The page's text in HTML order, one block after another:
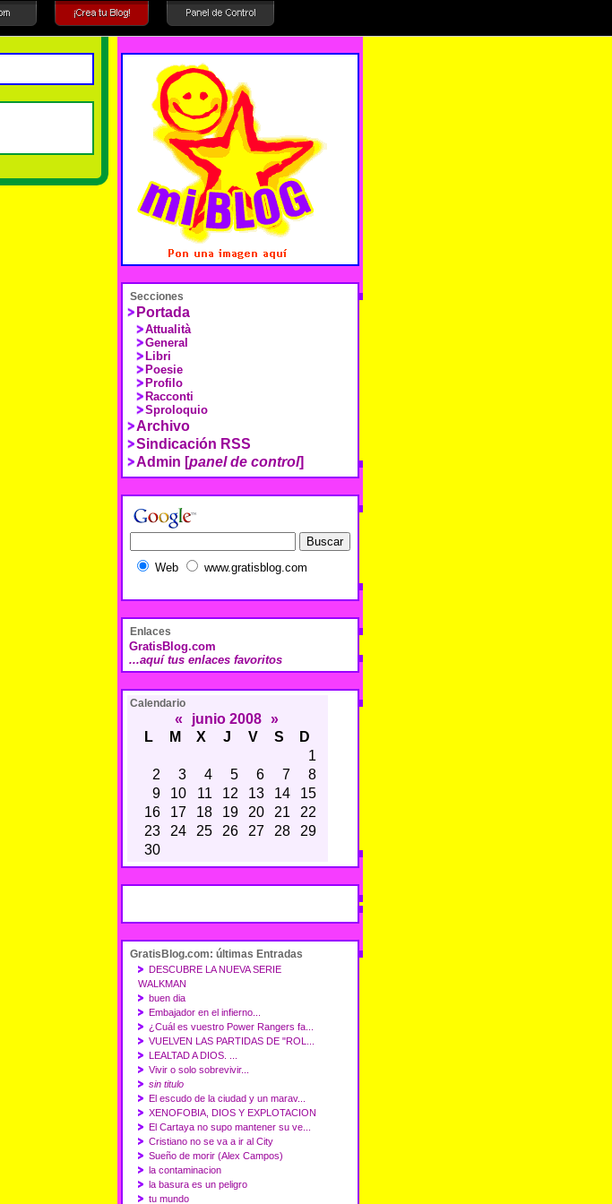
Secciones
Portada
Attualità
General
Libri
Poesie
Profilo
Racconti
Sproloquio
Archivo
Sindicación RSS
Admin [panel de control]
Web www.gratisblog.com
Enlaces
GratisBlog.com
...aquí tus enlaces favoritos
Calendario
« junio 2008 »
L
M X J V S
D
1
2
3 4 5 6 7
8
9
10 11 12 13 14
15
16
17 18 19 20 21
22
23
24 25 26 27 28
29
30
GratisBlog.com: últimas Entradas
DESCUBRE LA NUEVA SERIE
WALKMAN
buen dia
Embajador en el infierno...
¿Cuál es vuestro Power Rangers fa...
VUELVEN LAS PARTIDAS DE "ROL...
LEALTAD A DIOS. ...
Vivir o solo sobrevivir...
sin titulo
El escudo de la ciudad y un marav...
XENOFOBIA, DIOS Y EXPLOTACION
El Cartaya no supo mantener su ve...
Cristiano no se va a ir al City
Sueño de morir (Alex Campos)
la contaminacion
la basura es un peligro
tu mundo